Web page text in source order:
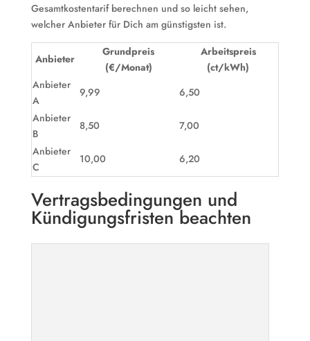
Gesamtkostentarif berechnen und so leicht sehen,
welcher Anbieter für Dich am günstigsten ist.
Anbieter
Grundpreis
(€/Monat)
Arbeitspreis
(ct/kWh)
Anbieter
A
9,99
6,50
Anbieter
B
8,50
7,00
Anbieter
C
10,00 6,20
Vertragsbedingungen und
Kündigungsfristen beachten